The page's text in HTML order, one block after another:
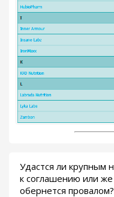
Удастся ли крупным
к соглашению или
обернется провалом?